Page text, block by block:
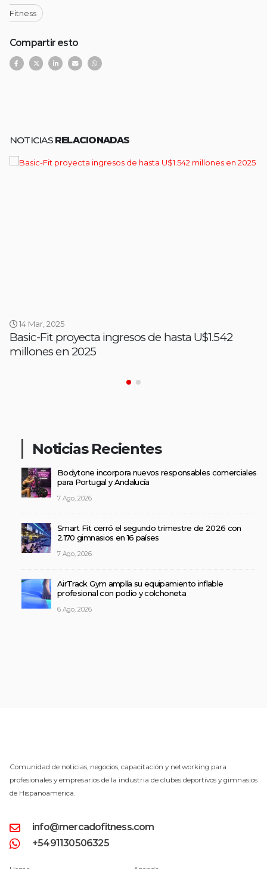
Fitness
Compartir esto
NOTICIAS RELACIONADAS
14 Mar, 2025
Basic-Fit proyecta ingresos de hasta U$1.542
millones en 2025
Noticias Recientes
Bodytone incorpora nuevos responsables comerciales
para Portugal y Andalucía
7 Ago, 2026
Smart Fit cerró el segundo trimestre de 2026 con
2.170 gimnasios en 16 países
7 Ago, 2026
AirTrack Gym amplía su equipamiento inflable
profesional con podio y colchoneta
6 Ago, 2026
Comunidad de noticias, negocios, capacitación y networking para
profesionales y empresarios de la industria de clubes deportivos y gimnasios
de Hispanoamérica.
info@mercadofitness.com
+5491130506325